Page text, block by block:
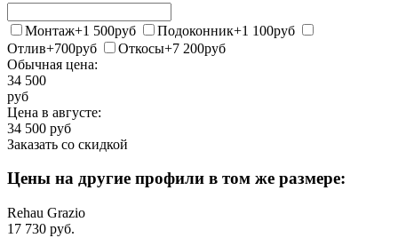
Монтаж+1 500руб Подоконник+1 100руб
Отлив+700руб Откосы+7 200руб
Обычная цена:
34 500
руб
Цена в августе:
34 500 руб
Заказать со скидкой
Цены на другие профили в том же размере:
Rehau Grazio
17 730 руб.